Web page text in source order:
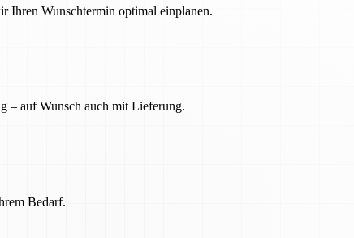
Ihren Wunschtermin optimal einplanen.
– auf Wunsch auch mit Lieferung.
Bedarf.